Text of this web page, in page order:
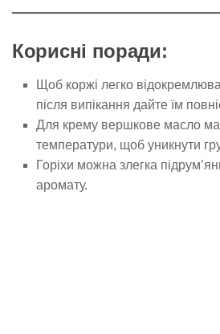
Корисні поради:
Щоб коржі легко
після випікання дайте їм
Для крему вершкове масло
температури, щоб уникнути
Горіхи можна злегка
аромату.